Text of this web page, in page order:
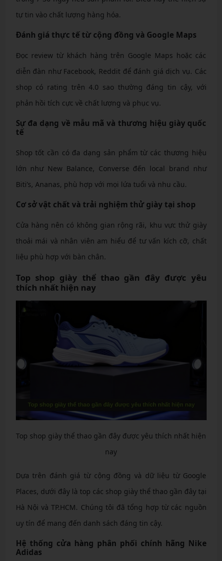
tự tin vào chất lượng hàng hóa.
Đánh giá thực tế từ cộng đồng và Google Maps
Đọc review từ khách hàng trên Google Maps hoặc các
diễn đàn như Facebook, Reddit để đánh giá dịch vụ. Các
shop có rating trên 4.0 sao thường đáng tin cậy, với
phản hồi tích cực về chất lượng và phục vụ.
Sự đa dạng về mẫu mã và thương hiệu giày quốc
tế
Shop tốt cần có đa dạng sản phẩm từ các thương hiệu
lớn như New Balance, Converse đến local brand như
Biti’s, Ananas, phù hợp với mọi lứa tuổi và nhu cầu.
Cơ sở vật chất và trải nghiệm thử giày tại shop
Cửa hàng nên có không gian rộng rãi, khu vực thử giày
thoải mái và nhân viên am hiểu để tư vấn kích cỡ, chất
liệu phù hợp với bàn chân.
Top shop giày thể thao gần đây được yêu
thích nhất hiện nay
Top shop giày thể thao gần đây được yêu thích nhất hiện
nay
Dựa trên đánh giá từ cộng đồng và dữ liệu từ Google
Places, dưới đây là top các shop giày thể thao gần đây tại
Hà Nội và TP.HCM. Chúng tôi đã tổng hợp từ các nguồn
uy tín để mang đến danh sách đáng tin cậy.
Hệ thống cửa hàng phân phối chính hãng Nike
Adidas